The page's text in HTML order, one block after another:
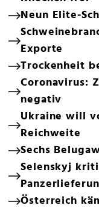
Neun Elite-
Exporte
Trockenheit
Coronavirus:
negativ
Ukraine will
Reichweite
Sechs
Selenskyj
Österreich